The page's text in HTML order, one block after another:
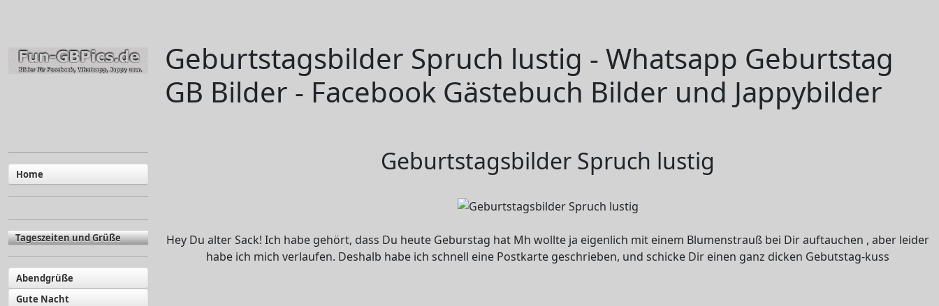
Home
Tageszeiten und Grüße
Abendgrüße
Gute Nacht
Geburtstagsbilder Spruch lustig - Whatsapp Geburtstag
GB Bilder - Facebook Gästebuch Bilder und Jappybilder
Geburtstagsbilder Spruch lustig
Hey Du alter Sack! Ich habe gehört, dass Du heute Geburstag hat Mh wollte ja eigenlich mit einem Blumenstrauß bei Dir auftauchen , aber leider
habe ich mich verlaufen. Deshalb habe ich schnell eine Postkarte geschrieben, und schicke Dir einen ganz dicken Gebutstag-kuss